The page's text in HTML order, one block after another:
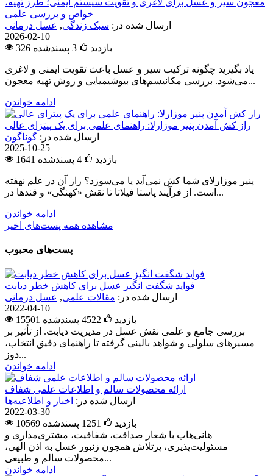
خواص و بررسی علمی
ارسال شده در: سبک زندگی, عسل درمانی
2026-02-10
326 بازدید
3 پسندشده
یاد بگیرید چگونه ترکیب سیر و عسل باعث تقویت ایمنی و لاغری
می‌شود. بررسی مکانیسم‌های بیوشیمیایی و روش تهیه معجون...
ادامه خواندن
راز کش آمدن پنیر موزارلا: راهنمای علمی برای یک پیتزای عالی
ارسال شده در: گوناگون
2025-10-25
1641 بازدید
4 پسندشده
پنیر موزارلای شما کش نمی‌آید یا می‌سوزد؟ راز آن در علم نهفته
است. از فرآیند پاستا فیلاتا تا نقش «کهنگی» و قندها در...
ادامه خواندن
مشاهده همه پست‌های اخیر
پست‌های محبوب
فواید شگفت انگیز عسل برای کاهش خطر دیابت
ارسال شده در: مقالات علمی, عسل درمانی
2022-04-10
15501 بازدید
4522 پسندشده
بررسی جامع و علمی نقش عسل در مدیریت دیابت. از تأثیر بر
مسیرهای سلولی و شواهد بالینی گرفته تا راهنمای دقیق انتخاب،
دوز...
ادامه خواندن
ارائه محصولات سالم و اطلاعات علمی شفاف
ارسال شده در: اخبار و اطلاعیه‌ها
2022-03-30
10569 بازدید
1251 پسندشده
هانی‌هاب با شعار صداقت، شفافیت، مشتری‌مداری و
مسئولیت‌پذیری، پرتلاش همچون زنبور عسل به اذن الهی،
محصولات سالم و طبیعی...
ادامه خواندن